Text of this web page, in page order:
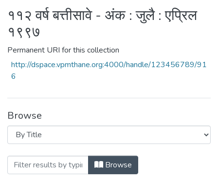
All of DSpace
११२ वर्ष बत्तीसावे - अंक : जुलै : एप्रिल
१९९७
Permanent URI for this collection
http://dspace.vpmthane.org:4000/handle/123456789/91
6
Browse
Browsing ११२ वर्ष बत्तीसावे - अंक : जुलै :
Browse